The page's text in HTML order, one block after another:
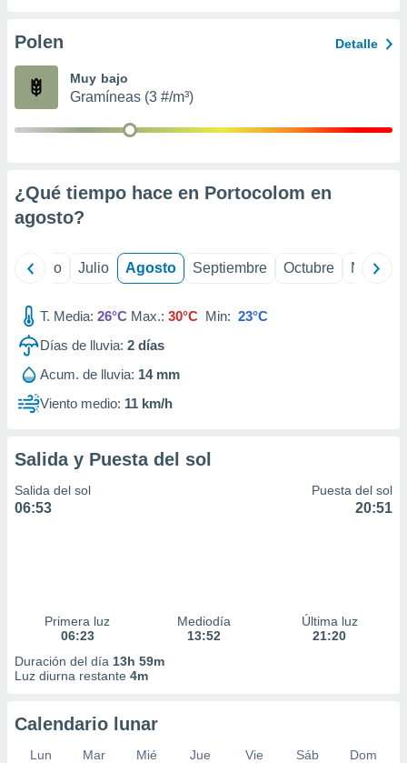
e
mediante
publicidad
publicidad
de
Polen Detalle
Muy bajo
Gramíneas (3 #/m³)
¿Qué tiempo hace en Portocolom en
agosto?
Junio Julio Agosto Septiembre Octubre
T. Media: 26°C Max.: 30°C Min: 23°C
Días de lluvia: 2 días
Acum. de lluvia: 14 mm
Viento medio: 11 km/h
Salida y Puesta del sol
Salida del sol
06:53
Puesta del sol
20:51
Primera luz
06:23
Mediodía
13:52
Última luz
21:20
Duración del día 13h 59m
Luz diurna restante 4m
Calendario lunar
Lun Mar Mié Jue Vie Sáb
Dom